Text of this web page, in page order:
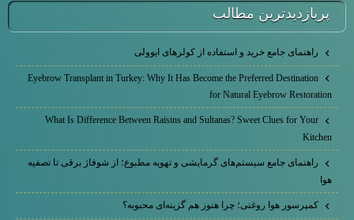
پربازديدترين مطالب
راهنمای جامع خرید و استفاده از کولرهای ایوولی
Eyebrow Transplant in Turkey: Why It Has Become the Preferred Destination
for Natural Eyebrow Restoration
What Is Difference Between Raisins and Sultanas? Sweet Clues for Your
Kitchen
راهنمای جامع سیستم‌های گرمایشی و تهویه مطبوع؛ از شوفاژ برقی تا تصفیه
هوا
کمپرسور هوا روغنی؛ چرا هنوز هم گزینه‌ای محبوبه؟